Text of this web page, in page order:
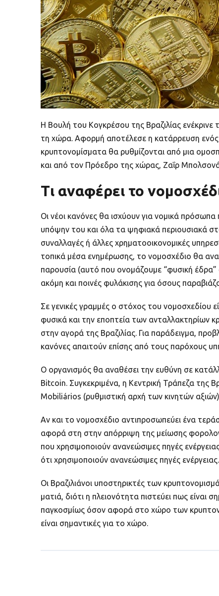
Η Βουλή του Κογκρέσου της Βραζιλίας
τη χώρα. Αφορμή αποτέλεσε η κατάρρευση
κρυπτονομίσματα θα ρυθμίζονται από μια
και από τον Πρόεδρο της χώρας, Ζαΐρ
Τι αναφέρει το
Οι νέοι κανόνες θα ισχύουν για νομικά
υπόψην του και όλα τα ψηφιακά περιουσιακά
συναλλαγές ή άλλες χρηματοοικονομικές
τοπικά μέσα ενημέρωσης, το νομοσχέδιο θα
παρουσία (αυτό που ονομάζουμε “φυσική
ακόμη και ποινές φυλάκισης για όσους
Σε γενικές γραμμές ο στόχος του νομοσχεδίου
φυσικά και την εποπτεία των ανταλλακτηρίων
στην αγορά της Βραζιλίας. Για παράδειγμα,
κανόνες απαιτούν επίσης από τους παρόχους
Ο οργανισμός θα αναθέσει την ευθύνη σε
Bitcoin. Συγκεκριμένα, η Κεντρική Τράπεζα της
Mobiliários (ρυθμιστική αρχή των κινητών
Αν και το νομοσχέδιο αντιπροσωπεύει ένα
αφορά στη στην απόρριψη της μείωσης
που χρησιμοποιούν ανανεώσιμες πηγές
ότι χρησιμοποιούν ανανεώσιμες πηγές
Οι Βραζιλιάνοι υποστηρικτές των
ματιά, διότι η πλειονότητα πιστεύει πως είναι
παγκοσμίως όσον αφορά στο χώρο των
είναι σημαντικές για το χώρο.